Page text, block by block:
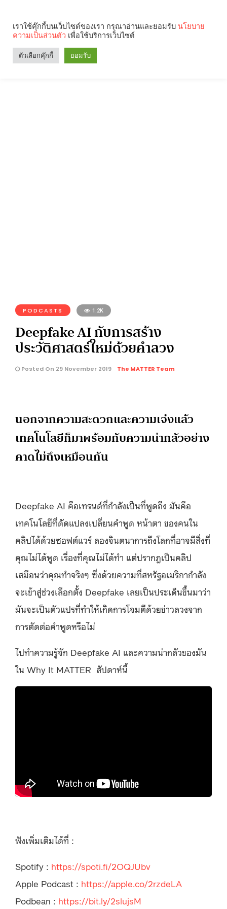
PODCASTS 1.2K
Deepfake AI กับการสร้าง
ประวัติศาสตร์ใหม่ด้วยคำลวง
Posted On 29 November 2019 The MATTER Team
นอกจากความสะดวกและความเจ๋งแล้ว
เทคโนโลยีก็มาพร้อมกับความน่ากลัวอย่าง
คาดไม่ถึงเหมือนกัน
Deepfake AI คือเทรนด์ที่กำลังเป็นที่พูดถึง มันคือ
เทคโนโลยีที่ดัดแปลงเปลี่ยนคำพูด หน้าตา ของคนใน
คลิปได้ด้วยซอฟต์แวร์ ลองจินตนาการถึงโลกที่อาจมีสิ่งที่
คุณไม่ได้พูด เรื่องที่คุณไม่ได้ทำ แต่ปรากฎเป็นคลิป
เสมือนว่าคุณทำจริงๆ ซึ่งด้วยความที่สหรัฐอเมริกากำลัง
จะเข้าสู่ช่วงเลือกตั้ง Deepfake เลยเป็นประเด็นขึ้นมาว่า
มันจะเป็นตัวแปรที่ทำให้เกิดการโจมตีด้วยข่าวลวงจาก
การตัดต่อคำพูดหรือไม่
ไปทำความรู้จัก Deepfake AI และความน่ากลัวของมัน
ใน Why It MATTER สัปดาห์นี้
ฟังเพิ่มเติมได้ที่ :
Spotify : https://spoti.fi/2OQJUbv
Apple Podcast : https://apple.co/2rzdeLA
Podbean : https://bit.ly/2slujsM
เราใช้คุ๊กกี้บนเว็บไซต์ของเรา กรุณาอ่านและยอมรับ นโยบาย
ความเป็นส่วนตัว เพื่อใช้บริการเว็บไซต์
ตัวเลือกคุ๊กกี้ ยอมรับ